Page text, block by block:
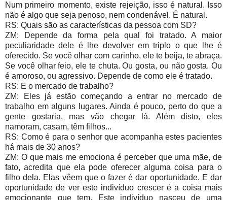
Num primeiro momento, existe rejeição, isso é natural. Isso
não é algo que seja penoso, nem condenável. É natural.
RS: Quais são as características da pessoa com SD?
ZM: Depende da forma pela qual foi tratado. A maior
peculiaridade dele é lhe devolver em triplo o que lhe é
oferecido. Se você olhar com carinho, ele te beija, te abraça.
Se você olhar feio, ele te chuta. Ou gosta, ou não gosta. Ou
é amoroso, ou agressivo. Depende de como ele é tratado.
RS: E o mercado de trabalho?
ZM: Eles já estão começando a entrar no mercado de
trabalho em alguns lugares. Ainda é pouco, perto do que a
gente gostaria, mas vão chegar lá. Além disto, eles
namoram, casam, têm filhos...
RS: Como é para o senhor que acompanha estes pacientes
há mais de 30 anos?
ZM: O que mais me emociona é perceber que uma mãe, de
fato, acredita que ela pode oferecer alguma coisa para o
filho dela. Elas vêem que o fazer é dar oportunidade. E dar
oportunidade de ver este indivíduo crescer é a coisa mais
emocionante que tem. Este indivíduo nasceu de uma